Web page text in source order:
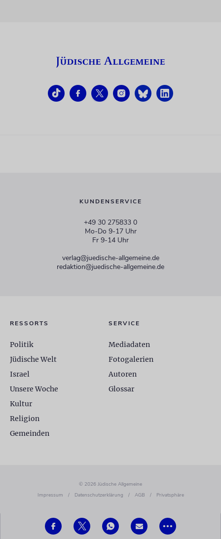
•••
KUNDENSERVICE
+49 30 275833 0
Mo-Do 9-17 Uhr
Fr 9-14 Uhr
verlag@juedische-allgemeine.de
redaktion@juedische-allgemeine.de
RESSORTS
Politik
Jüdische Welt
Israel
Unsere Woche
Kultur
Religion
Gemeinden
SERVICE
Mediadaten
Fotogalerien
Autoren
Glossar
© 2026 Jüdische Allgemeine
Impressum
/ Datenschutzerklärung / AGB / Privatsphäre